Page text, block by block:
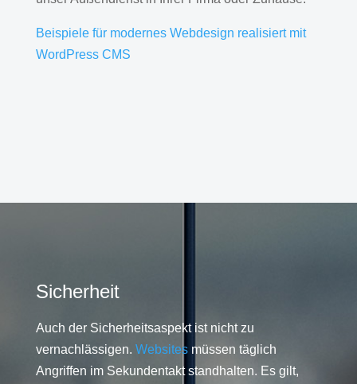
Beispiele für modernes Webdesign realisiert mit
WordPress CMS
Sicherheit
Auch der Sicherheitsaspekt ist nicht zu
vernachlässigen. Websitesmüssen täglich
Angriffen im Sekundentakt standhalten. Es gilt,